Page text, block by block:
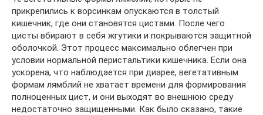
прикрепились к ворсинкам опускаются в толстый
кишечник, где они становятся цистами. После чего
цисты вбирают в себя жгутики и покрываются защитной
оболочкой. Этот процесс максимально облегчен при
условии нормальной перистальтики кишечника. Если она
ускорена, что наблюдается при диарее, вегетативным
формам лямблий не хватает времени для формирования
полноценных цист, и они выходят во внешнюю среду
недостаточно защищенными. Как было сказано, такие